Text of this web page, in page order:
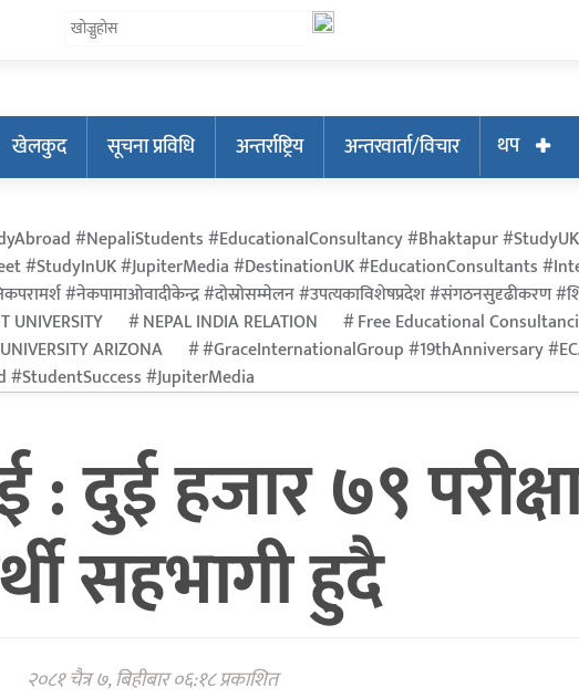
खेलकुद सूचना प्रविधि अन्तर्राष्ट्रिय अन्तरवार्ता/विचार
थप
#NepaliStudents #EducationalConsultancy #Bhaktapur
#StudyInUK #JupiterMedia #DestinationUK #EducationConsultants
#नेकपामाओवादीकेन्द्र #दोस्रोसम्मेलन #उपत्यकाविशेषप्रदेश #संगठनसुदृढीकरण
UNIVERSITY NEPAL INDIA RELATION Free Educational
ARIZONA
#GraceInternationalGroup #19thAnniversary
#JupiterMedia
हजार ७९ परीक्षा
सहभागी हुदै
२०८१ चैत्र ७, बिहीबार ०६:१८ प्रकाशित